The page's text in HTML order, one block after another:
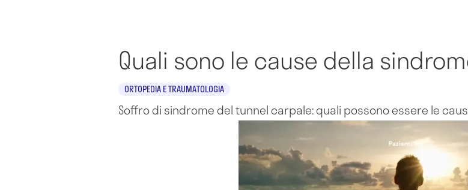
Quali sono le cause della
ORTOPEDIA E TRAUMATOLOGIA
Soffro di sindrome del tunnel carpale: quali possono essere le